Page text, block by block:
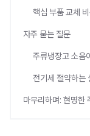
핵심 부품 교체
자주 묻는 질문
주류냉장고 소음
전기세 절약하는
마무리하며: 현명한